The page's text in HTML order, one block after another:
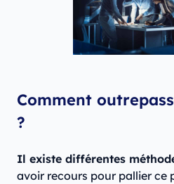
Comment
?
Il existe différentes
avoir recours pour pallier ce